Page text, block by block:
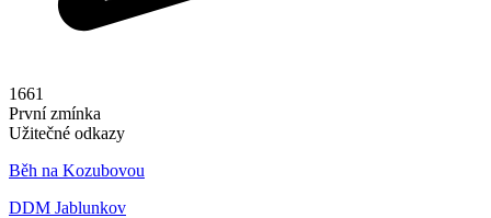
1661
První zmínka
Užitečné odkazy
Běh na Kozubovou
DDM Jablunkov